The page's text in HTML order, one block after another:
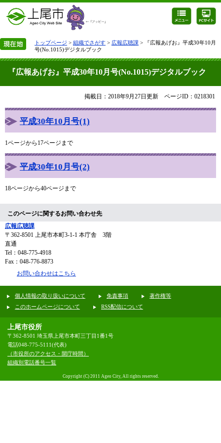
トップページ > 組織でさがす > 広報広聴課 > 『広報あげお』平成30年10月
号(No.1015)デジタルブック
『広報あげお』平成30年10月号(No.1015)デジタルブック
掲載日：2018年9月27日更新 ページID：0218301
平成30年10月号(1)
1ページから17ページまで
平成30年10月号(2)
18ページから40ページまで
このページに関するお問い合わせ先
広報広聴課
〒362-8501 上尾市本町3-1-1 本庁舎 3階
直通
Tel：048-775-4918
Fax：048-776-8873
お問い合わせはこちら
個人情報の取り扱いについて 免責事項
著作権等
このホームページについて
RSS配信について
上尾市役所
〒362-8501 埼玉県上尾市本町三丁目1番1号
電話048-775-5111(代表)
（市役所のアクセス・開庁時間）
組織別電話番号一覧
Copyright (C) 2011 Ageo City, All rights reserved.